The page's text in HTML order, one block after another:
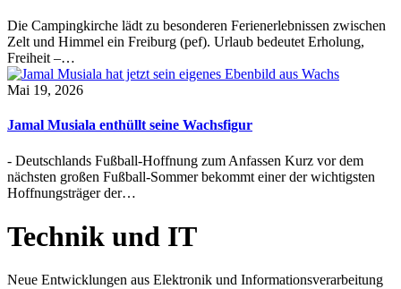
Die Campingkirche lädt zu besonderen Ferienerlebnissen zwischen
Zelt und Himmel ein Freiburg (pef). Urlaub bedeutet Erholung,
Freiheit –…
Mai 19, 2026
Jamal Musiala enthüllt seine Wachsfigur
- Deutschlands Fußball-Hoffnung zum Anfassen Kurz vor dem
nächsten großen Fußball-Sommer bekommt einer der wichtigsten
Hoffnungsträger der…
Technik und IT
Neue Entwicklungen aus Elektronik und Informationsverarbeitung